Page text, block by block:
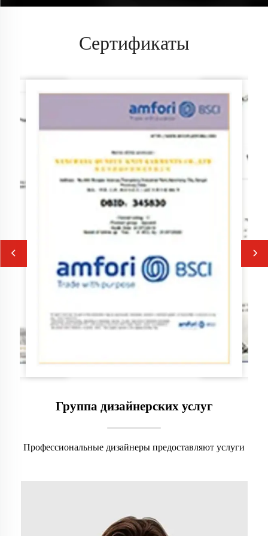
Сертификаты
Группа дизайнерских услуг
Профессиональные дизайнеры предоставляют услуги